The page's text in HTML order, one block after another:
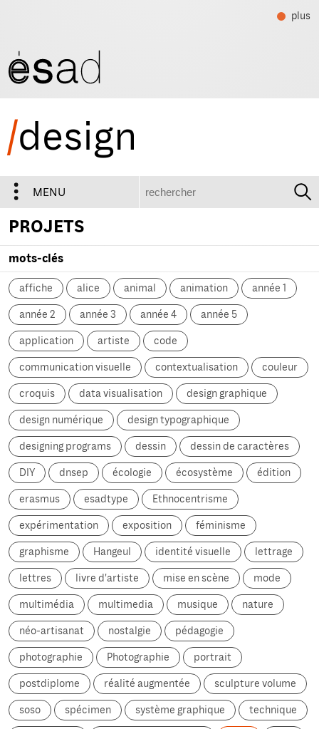
plus
/design
MENU
PROJETS
mots-clés
affiche alice animal animation année 1
année 2 année 3 année 4 année 5
application artiste code
communication visuelle contextualisation couleur
croquis data visualisation design graphique
design numérique design typographique
designing programs dessin dessin de caractères
DIY dnsep écologie écosystème édition
erasmus esadtype Ethnocentrisme
expérimentation exposition féminisme
graphisme Hangeul identité visuelle lettrage
lettres livre d'artiste mise en scène mode
multimédia multimedia musique nature
néo-artisanat nostalgie pédagogie
photographie Photographie portrait
postdiplome réalité augmentée sculpture volume
soso spécimen système graphique technique